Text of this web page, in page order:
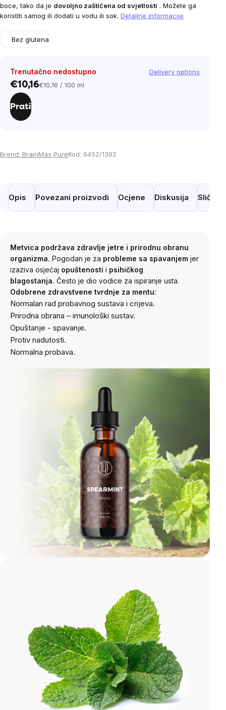
boce, tako da je dovoljno zaštićena od svjetlosti . Možete ga
koristiti samog ili dodati u vodu ili sok. Detaljne informacije
Bez glutena
Trenutačno nedostupno Delivery options
€10,16Cijena
€10,16 / 100 ml
Prati
Brend: BrainMax PureKod: 6452/1392
Opis Povezani proizvodi Ocjene Diskusija Slični
Metvica podržava zdravlje jetre i prirodnu obranu
organizma. Pogodan je za probleme sa spavanjem jer
izaziva osjećaj opuštenosti i psihičkog
blagostanja. Često je dio vodice za ispiranje usta.
Odobrene zdravstvene tvrdnje za mentu:
Normalan rad probavnog sustava i crijeva.
Prirodna obrana – imunološki sustav.
Opuštanje - spavanje.
Protiv nadutosti.
Normalna probava.